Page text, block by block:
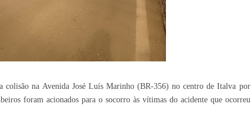
colisão na Avenida José Luís Marinho (BR-356) no centro de Italva por
foram acionados para o socorro às vítimas do acidente que ocorreu